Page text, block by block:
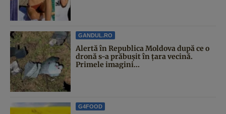
GANDUL.RO
Alertă în Republica Moldova după ce o
dronă s-a prăbușit în țara vecină.
Primele imagini...
G4FOOD